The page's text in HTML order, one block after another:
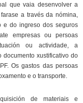
que vaia desenvolver a
a través da nómina,
e do ingreso dos seguros
empresas ou persoas
ou actividade, a
documento xustificativo do
Os gastos das persoas
e o transporte.
de materiais e